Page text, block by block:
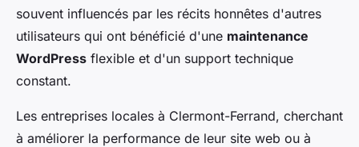
souvent influencés par les récits honnêtes d'autres
utilisateurs qui ont bénéficié d'une maintenance
WordPress flexible et d'un support technique
constant.
Les entreprises locales à Clermont-Ferrand, cherchant
à améliorer la performance de leur site web ou à